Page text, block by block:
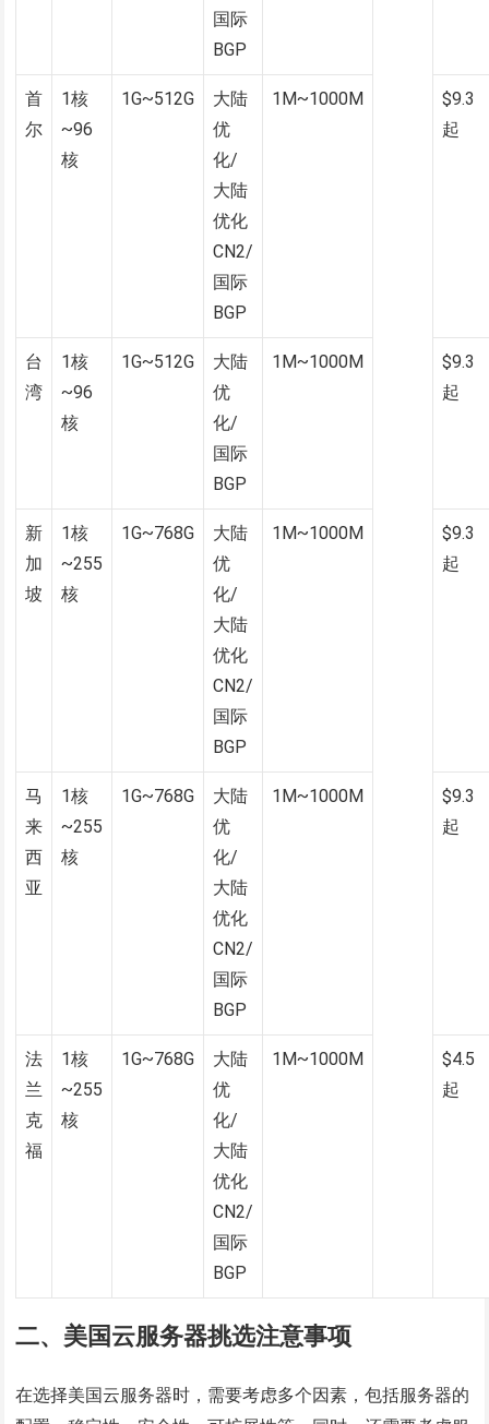
国际
BGP
首
尔
1核
~96
核
1G~512G
大陆
优
化/
大陆
优化
CN2/
国际
BGP
1M~1000M
$9.3
起
台
湾
1核
~96
核
1G~512G
大陆
优
化/
国际
BGP
1M~1000M
$9.3
起
新
加
坡
1核
~255
核
1G~768G
大陆
优
化/
大陆
优化
CN2/
国际
BGP
1M~1000M
$9.3
起
马
来
西
亚
1核
~255
核
1G~768G
大陆
优
化/
大陆
优化
CN2/
国际
BGP
1M~1000M
$9.3
起
法
兰
克
福
1核
~255
核
1G~768G
大陆
优
化/
大陆
优化
CN2/
国际
BGP
1M~1000M
$4.5
起
二、美国云服务器挑选注意事项
在选择美国云服务器时，需要考虑多个因素，包括服务器的